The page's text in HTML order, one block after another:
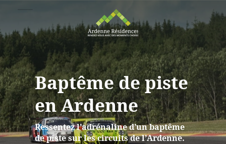
Baptême de piste
en Ardenne
Ressentez l’adrénaline d’un baptême
de piste sur les circuits de l’Ardenne.